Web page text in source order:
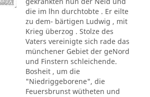
die im lhn durchtobte . Er eilte
zu dem- bärtigen Ludwig , mit
Krieg überzog . Stolze des
Vaters vereinigte sich rade das
münchener Gebiet der geNord
und Finstern schleichende.
Bosheit , um die
"Niedriggeborene", die
Feuersbrunst wütheten und